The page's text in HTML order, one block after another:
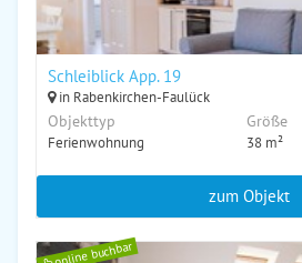
Schleiblick App. 19
in Rabenkirchen-Faulück
Objekttyp
Ferienwohnung
Größe
38 m²
zum Objekt
online buchbar